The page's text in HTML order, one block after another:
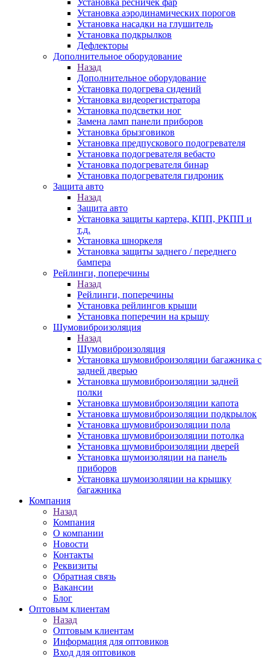
Установка ресничек фар
Установка аэродинамических порогов
Установка насадки на глушитель
Установка подкрылков
Дефлекторы
Дополнительное оборудование
Назад
Дополнительное оборудование
Установка подогрева сидений
Установка видеорегистратора
Установка подсветки ног
Замена ламп панели приборов
Установка брызговиков
Установка предпускового подогревателя
Установка подогревателя вебасто
Установка подогревателя бинар
Установка подогревателя гидроник
Защита авто
Назад
Защита авто
Установка защиты картера, КПП, РКПП и
т.д.
Установка шноркеля
Установка защиты заднего / переднего
бампера
Рейлинги, поперечины
Назад
Рейлинги, поперечины
Установка рейлингов крыши
Установка поперечин на крышу
Шумовиброизоляция
Назад
Шумовиброизоляция
Установка шумовиброизоляции багажника с
задней дверью
Установка шумовиброизоляции задней
полки
Установка шумовиброизоляции капота
Установка шумовиброизоляции подкрылок
Установка шумовиброизоляции пола
Установка шумовиброизоляции потолка
Установка шумовиброизоляции дверей
Установка шумоизоляции на панель
приборов
Установка шумоизоляции на крышку
багажника
Компания
Назад
Компания
О компании
Новости
Контакты
Реквизиты
Обратная связь
Вакансии
Блог
Оптовым клиентам
Назад
Оптовым клиентам
Информация для оптовиков
Вход для оптовиков